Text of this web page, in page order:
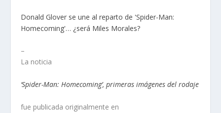
Donald Glover se une al reparto de 'Spider-Man:
Homecoming'… ¿será Miles Morales?
–
La noticia
‘Spider-Man: Homecoming’, primeras imágenes del rodaje
fue publicada originalmente en